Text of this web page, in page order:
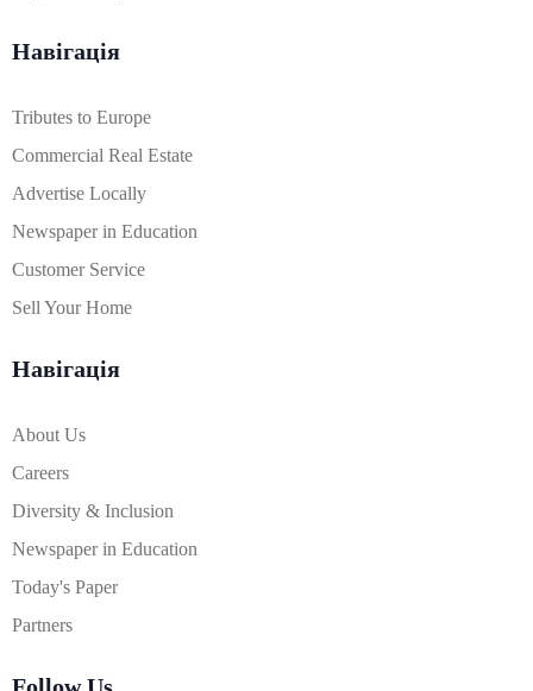
Навігація
Tributes to Europe
Commercial Real Estate
Advertise Locally
Newspaper in Education
Customer Service
Sell Your Home
Навігація
About Us
Careers
Diversity & Inclusion
Newspaper in Education
Today's Paper
Partners